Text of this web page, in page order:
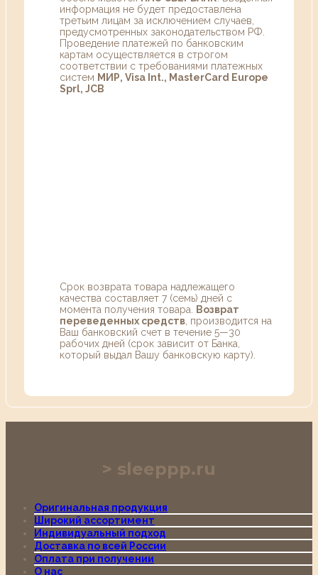
информация не будет предоставлена
третьим лицам за исключением случаев,
предусмотренных законодательством РФ.
Проведение платежей по банковским
картам осуществляется в строгом
соответствии с требованиями платежных
систем МИР, Visa Int., MasterCard Europe
Sprl, JCB
Срок возврата товара надлежащего
качества составляет 7 (семь) дней с
момента получения товара.
Возврат
переведенных средств , производится на
Ваш банковский счет в течение 5—30
рабочих дней (срок зависит от Банка,
который выдал Вашу банковскую карту).
sleeppp.ru
Оригинальная продукция
Широкий ассортимент
Индивидуальный подход
Доставка по всей России
Оплата при получении
О нас